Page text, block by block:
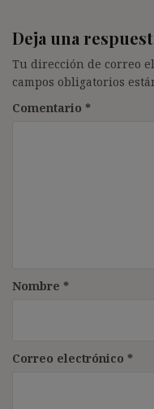
Deja una
Tu dirección de correo
campos obligatorios
Comentario *
Nombre *
Correo electrónico *